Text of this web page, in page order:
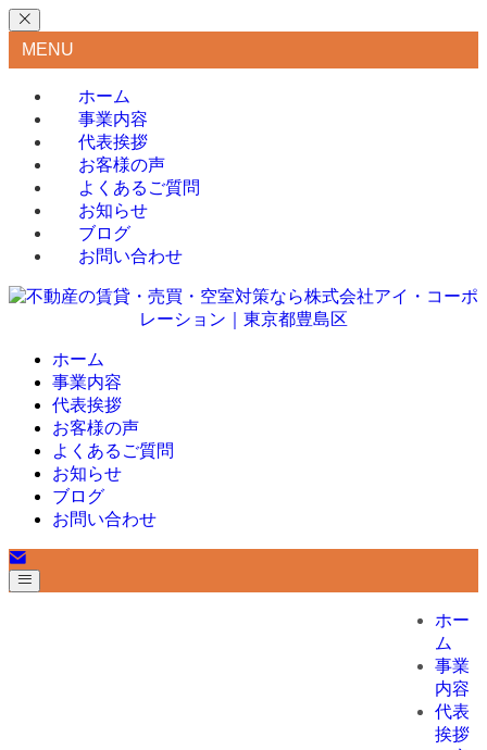
MENU
ホーム
事業内容
代表挨拶
お客様の声
よくあるご質問
お知らせ
ブログ
お問い合わせ
ホーム
事業内容
代表挨拶
お客様の声
よくあるご質問
お知らせ
ブログ
お問い合わせ
ホー
ム
事業
内容
代表
挨拶